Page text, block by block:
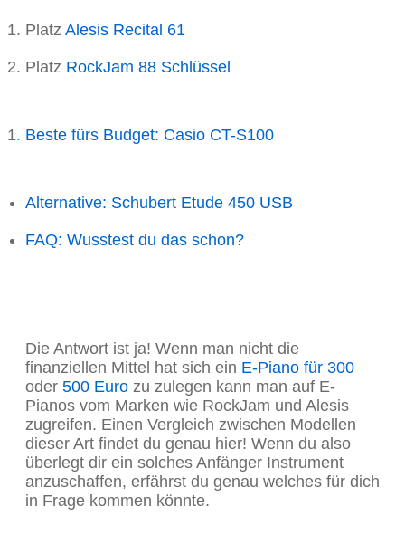
Platz Alesis Recital 61
Platz RockJam 88 Schlüssel
Beste fürs Budget: Casio CT-S100
Alternative: Schubert Etude 450 USB
FAQ: Wusstest du das schon?
Die Antwort ist ja! Wenn man nicht die
finanziellen Mittel hat sich ein E-Piano für 300
oder 500 Euro zu zulegen kann man auf E-
Pianos vom Marken wie RockJam und Alesis
zugreifen. Einen Vergleich zwischen Modellen
dieser Art findet du genau hier! Wenn du also
überlegt dir ein solches Anfänger Instrument
anzuschaffen, erfährst du genau welches für dich
in Frage kommen könnte.